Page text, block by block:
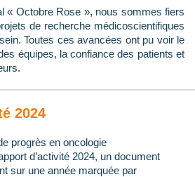
« Octobre Rose », nous sommes fiers
de recherche médicoscientifiques
Toutes ces avancées ont pu voir le
équipes, la confiance des patients et
2024
progrès en oncologie
d’activité 2024, un document
sur une année marquée par